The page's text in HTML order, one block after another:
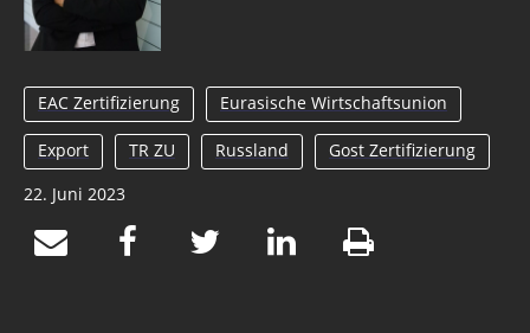
EAC Zertifizierung Eurasische Wirtschaftsunion
Export TR ZU Russland
Gost Zertifizierung
22. Juni 2023